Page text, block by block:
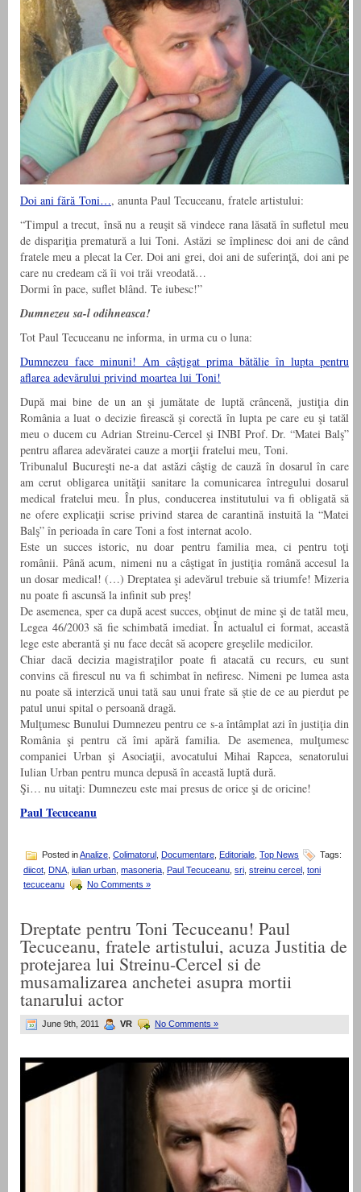
Doi ani fără Toni…, anunta Paul Tecuceanu, fratele artistului:
“Timpul a trecut, însă nu a reuşit să vindece rana lăsată în sufletul meu
de dispariţia prematură a lui Toni. Astăzi se împlinesc doi ani de când
fratele meu a plecat la Cer. Doi ani grei, doi ani de suferinţă, doi ani pe
care nu credeam că îi voi trăi vreodată…
Dormi în pace, suflet blând. Te iubesc!”
Dumnezeu sa-l odihneasca!
Tot Paul Tecuceanu ne informa, in urma cu o luna:
Dumnezeu face minuni! Am câştigat prima bătălie în lupta pentru
aflarea adevărului privind moartea lui Toni!
După mai bine de un an şi jumătate de luptă crâncenă, justiţia din
România a luat o decizie firească şi corectă în lupta pe care eu şi tatăl
meu o ducem cu Adrian Streinu-Cercel şi INBI Prof. Dr. “Matei Balş”
pentru aflarea adevăratei cauze a morţii fratelui meu, Toni.
Tribunalul Bucureşti ne-a dat astăzi câştig de cauză în dosarul în care
am cerut obligarea unităţii sanitare la comunicarea întregului dosarul
medical fratelui meu. În plus, conducerea institutului va fi obligată să
ne ofere explicaţii scrise privind starea de carantină instuită la “Matei
Balş” în perioada în care Toni a fost internat acolo.
Este un succes istoric, nu doar pentru familia mea, ci pentru toţi
românii. Până acum, nimeni nu a câştigat în justiţia română accesul la
un dosar medical! (…) Dreptatea şi adevărul trebuie să triumfe! Mizeria
nu poate fi ascunsă la infinit sub preş!
De asemenea, sper ca după acest succes, obţinut de mine şi de tatăl meu,
Legea 46/2003 să fie schimbată imediat. În actualul ei format, această
lege este aberantă şi nu face decât să acopere greşelile medicilor.
Chiar dacă decizia magistraţilor poate fi atacată cu recurs, eu sunt
convins că firescul nu va fi schimbat în nefiresc. Nimeni pe lumea asta
nu poate să interzică unui tată sau unui frate să ştie de ce au pierdut pe
patul unui spital o persoană dragă.
Mulţumesc Bunului Dumnezeu pentru ce s-a întâmplat azi în justiţia din
România şi pentru că îmi apără familia. De asemenea, mulţumesc
companiei Urban şi Asociaţii, avocatului Mihai Rapcea, senatorului
Iulian Urban pentru munca depusă în această luptă dură.
Şi… nu uitaţi: Dumnezeu este mai presus de orice şi de oricine!
Paul Tecuceanu
Posted inAnalize Colimatorul Documentare Editoriale Top News
Tags:
diicot DNA iulian urban masoneria Paul Tecuceanu sri streinu cercel toni
tecuceanu
No Comments »
Dreptate pentru Toni Tecuceanu! Paul
Tecuceanu, fratele artistului, acuza Justitia de
protejarea lui Streinu-Cercel si de
musamalizarea anchetei asupra mortii
tanarului actor
June 9th, 2011 VR No Comments »